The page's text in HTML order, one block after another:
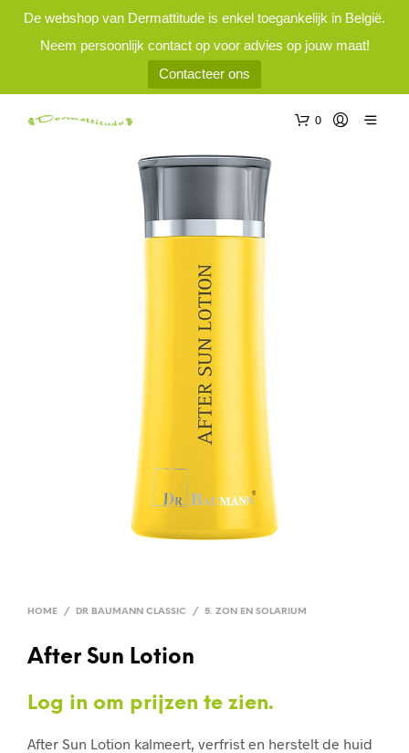
De webshop van Dermattitude is enkel toegankelijk in België.
Neem persoonlijk contact op voor advies op jouw maat!
Contacteer ons
0
HOME / DR BAUMANN CLASSIC / 5. ZON EN SOLARIUM
After Sun Lotion
Log in om prijzen te zien.
After Sun Lotion kalmeert, verfrist en herstelt de huid